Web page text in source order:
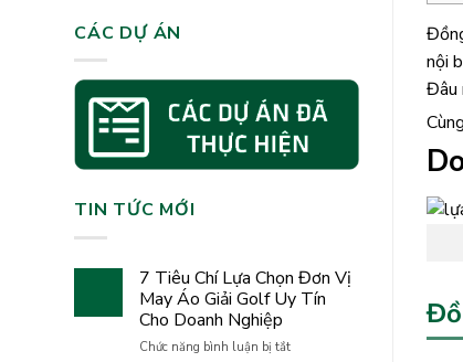
CÁC DỰ ÁN
TIN TỨC MỚI
7 Tiêu Chí Lựa Chọn Đơn Vị
May Áo Giải Golf Uy Tín
Cho Doanh Nghiệp
Chức năng bình luận bị tắtở
nội
Đâu